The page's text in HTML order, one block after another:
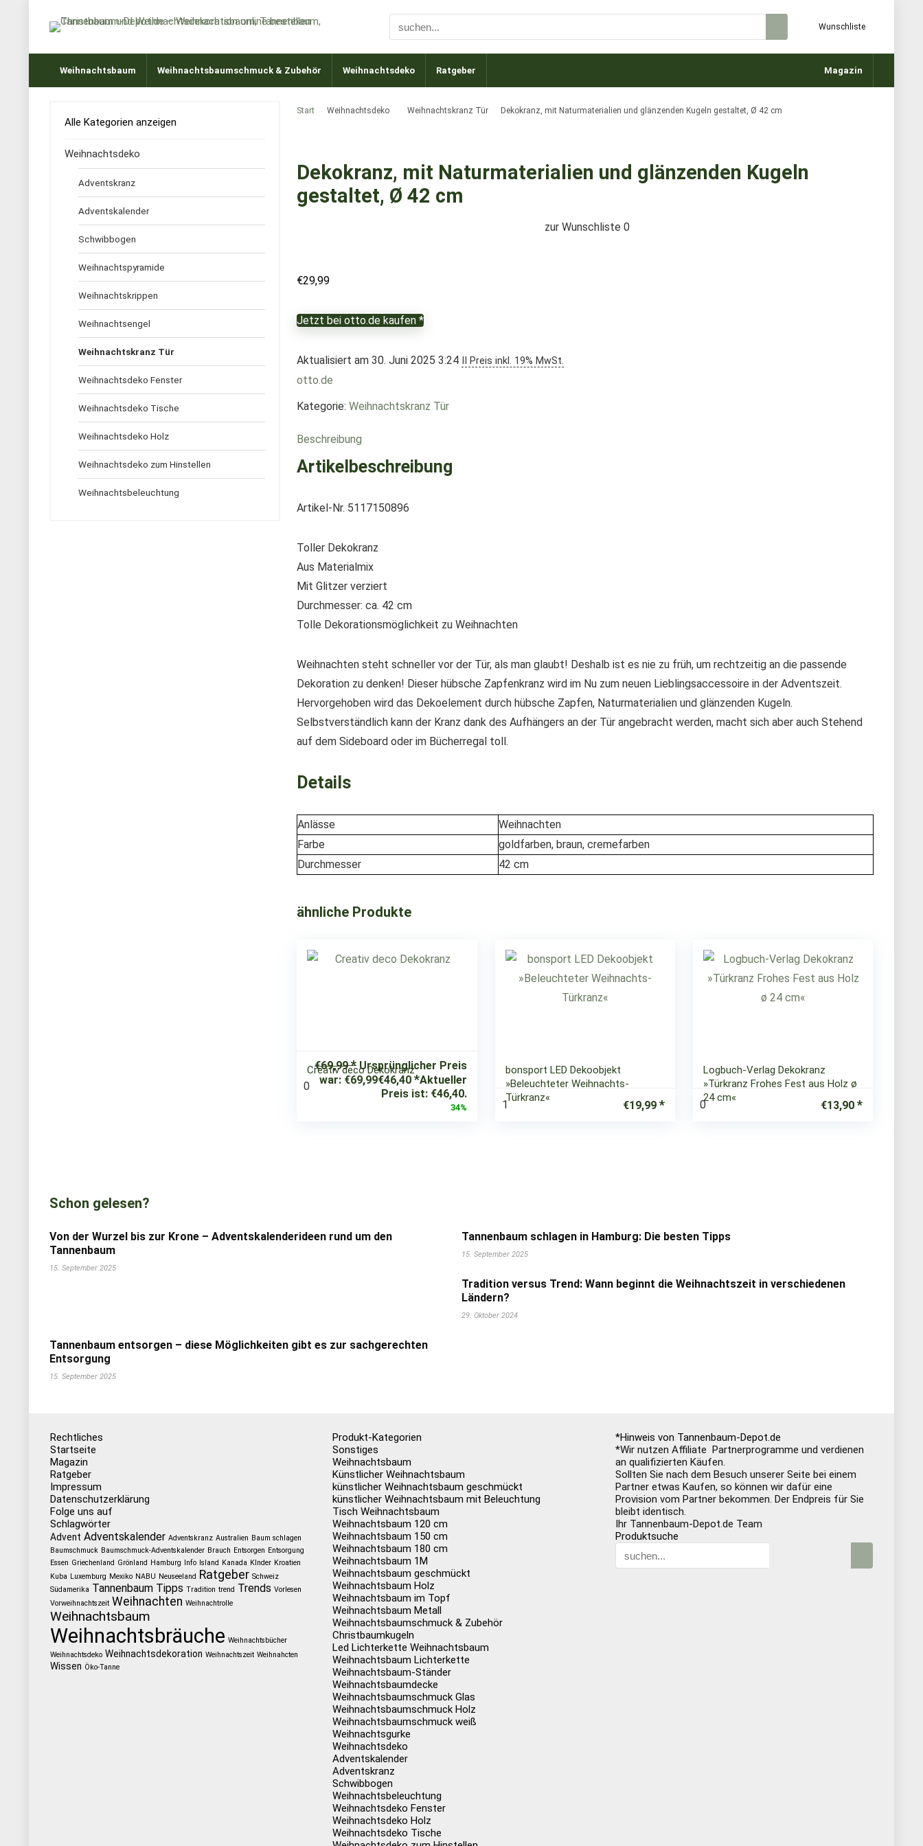
Wunschliste
Weihnachtsbaum Weihnachtsbaumschmuck & Zubehör Weihnachtsdeko Ratgeber Magazin
Start Weihnachtsdeko Weihnachtskranz Tür Dekokranz, mit Naturmaterialien und glänzenden Kugeln gestaltet, Ø 42 cm
Dekokranz, mit Naturmaterialien und glänzenden Kugeln
gestaltet, Ø 42 cm
zur Wunschliste 0
€29,99
Jetzt bei otto.de kaufen *
Aktualisiert am 30. Juni 2025 3:24 II Preis inkl. 19% MwSt.
otto.de
Kategorie: Weihnachtskranz Tür
Beschreibung
Artikelbeschreibung
Artikel-Nr. 5117150896
Toller Dekokranz
Aus Materialmix
Mit Glitzer verziert
Durchmesser: ca. 42 cm
Tolle Dekorationsmöglichkeit zu Weihnachten
Weihnachten steht schneller vor der Tür, als man glaubt! Deshalb ist es nie zu früh, um rechtzeitig an die passende
Dekoration zu denken! Dieser hübsche Zapfenkranz wird im Nu zum neuen Lieblingsaccessoire in der Adventszeit.
Hervorgehoben wird das Dekoelement durch hübsche Zapfen, Naturmaterialien und glänzenden Kugeln.
Selbstverständlich kann der Kranz dank des Aufhängers an der Tür angebracht werden, macht sich aber auch Stehend
auf dem Sideboard oder im Bücherregal toll.
Details
Anlässe
Weihnachten
Farbe
goldfarben, braun, cremefarben
Durchmesser
42 cm
ähnliche Produkte
Creativ deco Dekokranz
0
€69,99
Ursprünglicher Preis
war: €69,99€46,40
Aktueller
Preis ist: €46,40.
34%
bonsport LED Dekoobjekt
»Beleuchteter Weihnachts-
Türkranz«
1 €19,99
Logbuch-Verlag Dekokranz
»Türkranz Frohes Fest aus Holz ø
24 cm«
0 €13,90
Alle Kategorien anzeigen
Weihnachtsdeko
Adventskranz
Adventskalender
Schwibbogen
Weihnachtspyramide
Weihnachtskrippen
Weihnachtsengel
Weihnachtskranz Tür
Weihnachtsdeko Fenster
Weihnachtsdeko Tische
Weihnachtsdeko Holz
Weihnachtsdeko zum Hinstellen
Weihnachtsbeleuchtung
Schon gelesen?
Von der Wurzel bis zur Krone – Adventskalenderideen rund um den
Tannenbaum
15. September 2025
Tannenbaum schlagen in Hamburg: Die besten Tipps
15. September 2025
Tradition versus Trend: Wann beginnt die Weihnachtszeit in verschiedenen
Ländern?
29. Oktober 2024
Tannenbaum entsorgen – diese Möglichkeiten gibt es zur sachgerechten
Entsorgung
15. September 2025
Rechtliches
Startseite
Magazin
Ratgeber
Impressum
Datenschutzerklärung
Folge uns auf
Schlagwörter
Advent Adventskalender Adventskranz Australien Baum schlagen
Baumschmuck Baumschmuck-Adventskalender Brauch Entsorgen Entsorgung
Essen Griechenland Grönland Hamburg Info Island Kanada KInder Kroatien
Kuba Luxemburg Mexiko NABU Neuseeland Ratgeber Schweiz
Südamerika Tannenbaum Tipps Tradition trend Trends Vorlesen
Vorweihnachtszeit Weihnachten Weihnachtrolle
Weihnachtsbaum
Weihnachtsbräuche Weihnachtsbücher
Weihnachtsdeko Weihnachtsdekoration Weihnachtszeit Weihnahcten
Wissen Öko-Tanne
Produkt-Kategorien
Sonstiges
Weihnachtsbaum
Künstlicher Weihnachtsbaum
künstlicher Weihnachtsbaum geschmückt
künstlicher Weihnachtsbaum mit Beleuchtung
Tisch Weihnachtsbaum
Weihnachtsbaum 120 cm
Weihnachtsbaum 150 cm
Weihnachtsbaum 180 cm
Weihnachtsbaum 1M
Weihnachtsbaum geschmückt
Weihnachtsbaum Holz
Weihnachtsbaum im Topf
Weihnachtsbaum Metall
Weihnachtsbaumschmuck & Zubehör
Christbaumkugeln
Led Lichterkette Weihnachtsbaum
Weihnachtsbaum Lichterkette
Weihnachtsbaum-Ständer
Weihnachtsbaumdecke
Weihnachtsbaumschmuck Glas
Weihnachtsbaumschmuck Holz
Weihnachtsbaumschmuck weiß
Weihnachtsgurke
Weihnachtsdeko
Adventskalender
Adventskranz
Schwibbogen
Weihnachtsbeleuchtung
Weihnachtsdeko Fenster
Weihnachtsdeko Holz
Weihnachtsdeko Tische
*Hinweis von Tannenbaum-Depot.de
*Wir nutzen Affiliate Partnerprogramme und verdienen
an qualifizierten Käufen.
Sollten Sie nach dem Besuch unserer Seite bei einem
Partner etwas Kaufen, so können wir dafür eine
Provision vom Partner bekommen. Der Endpreis für Sie
bleibt identisch.
Ihr Tannenbaum-Depot.de Team
Produktsuche